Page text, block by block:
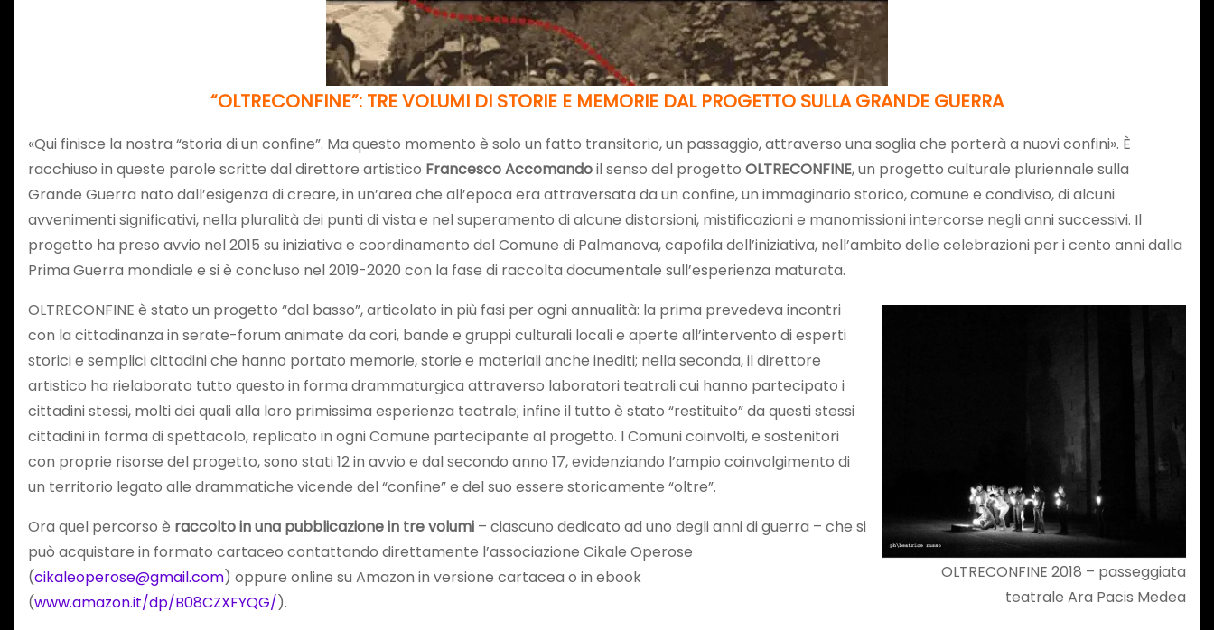
“OLTRECONFINE”: TRE VOLUMI DI STORIE E MEMORIE DAL PROGETTO SULLA GRANDE GUERRA
«Qui finisce la nostra “storia di un confine”. Ma questo momento è solo un fatto transitorio, un passaggio, attraverso una soglia che porterà a nuovi confini». È
racchiuso in queste parole scritte dal direttore artistico Francesco Accomandoil senso del progetto OLTRECONFINE, un progetto culturale pluriennale sulla
Grande Guerra nato dall’esigenza di creare, in un’area che all’epoca era attraversata da un confine, un immaginario storico, comune e condiviso, di alcuni
avvenimenti significativi, nella pluralità dei punti di vista e nel superamento di alcune distorsioni, mistificazioni e manomissioni intercorse negli anni successivi. Il
progetto ha preso avvio nel 2015 su iniziativa e coordinamento del Comune di Palmanova, capofila dell’iniziativa, nell’ambito delle celebrazioni per i cento anni dalla
Prima Guerra mondiale e si è concluso nel 2019-2020 con la fase di raccolta documentale sull’esperienza maturata.
OLTRECONFINE 2018 – passeggiata
teatrale Ara Pacis Medea
OLTRECONFINE è stato un progetto “dal basso”, articolato in più fasi per ogni annualità: la prima prevedeva incontri
con la cittadinanza in serate-forum animate da cori, bande e gruppi culturali locali e aperte all’intervento di esperti
storici e semplici cittadini che hanno portato memorie, storie e materiali anche inediti; nella seconda, il direttore
artistico ha rielaborato tutto questo in forma drammaturgica attraverso laboratori teatrali cui hanno partecipato i
cittadini stessi, molti dei quali alla loro primissima esperienza teatrale; infine il tutto è stato “restituito” da questi stessi
cittadini in forma di spettacolo, replicato in ogni Comune partecipante al progetto. I Comuni coinvolti, e sostenitori
con proprie risorse del progetto, sono stati 12 in avvio e dal secondo anno 17, evidenziando l’ampio coinvolgimento di
un territorio legato alle drammatiche vicende del “confine” e del suo essere storicamente “oltre”.
Ora quel percorso è raccolto in una pubblicazione in tre volumi – ciascuno dedicato ad uno degli anni di guerra – che si
può acquistare in formato cartaceo contattando direttamente l’associazione Cikale Operose
(cikaleoperose@gmail.com) oppure online su Amazon in versione cartacea o in ebook
(www.amazon.it/dp/B08CZXFYQG/).